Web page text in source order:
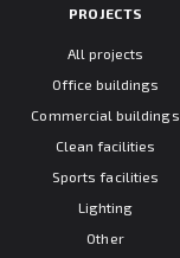
PROJECTS
All projects
Office buildings
Commercial buildings
Clean facilities
Sports facilities
Lighting
Other